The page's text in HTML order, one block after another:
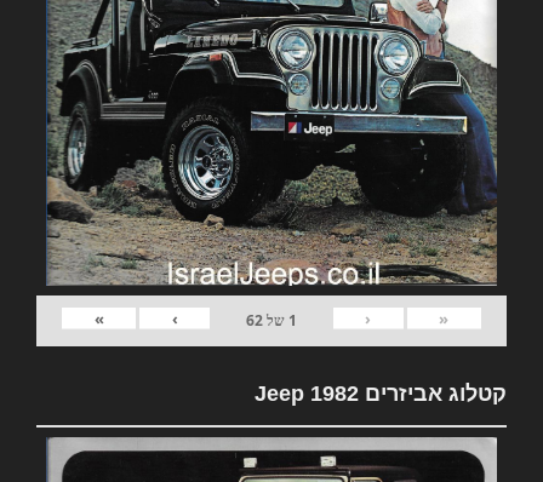
«
‹
1 של62
›
»
קטלוג אביזרים 1982 Jeep